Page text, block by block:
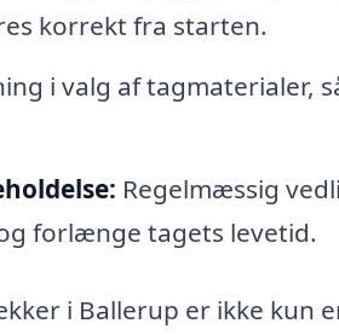
korrekt fra starten.
i valg af tagmaterialer,
Regelmæssig
forlænge tagets levetid.
i Ballerup er ikke kun